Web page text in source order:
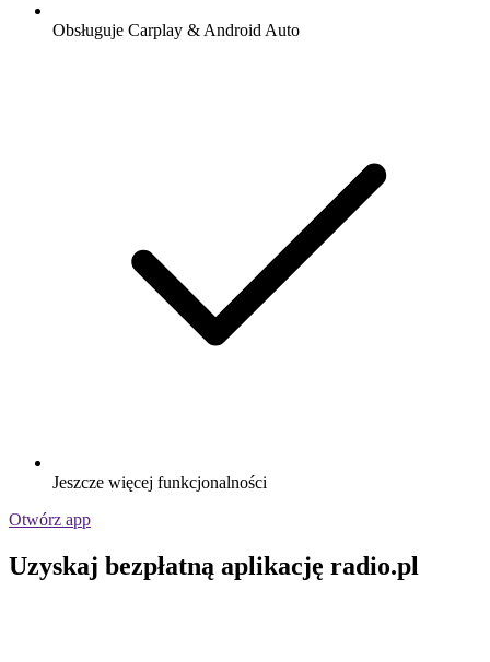
Obsługuje Carplay & Android Auto
Jeszcze więcej funkcjonalności
Otwórz app
Uzyskaj bezpłatną aplikację radio.pl